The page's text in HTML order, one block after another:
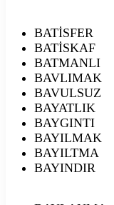
BATİSFER
BATİSKAF
BATMANLI
BAVLIMAK
BAVULSUZ
BAYATLIK
BAYGINTI
BAYILMAK
BAYILTMA
BAYINDIR